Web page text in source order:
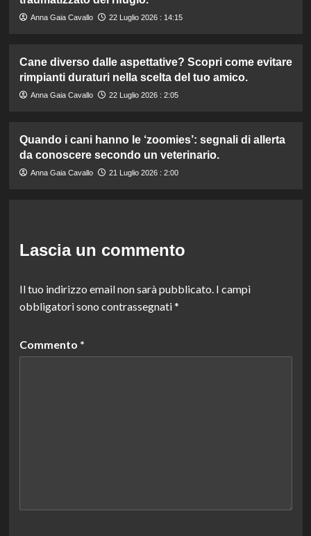
Anna Gaia Cavallo 22 Luglio 2026 : 14:15
Cane diverso dalle aspettative? Scopri come evitare
rimpianti duraturi nella scelta del tuo amico.
Anna Gaia Cavallo 22 Luglio 2026 : 2:05
Quando i cani hanno le ‘zoomies’: segnali di allerta
da conoscere secondo un veterinario.
Anna Gaia Cavallo 21 Luglio 2026 : 2:00
Lascia un commento
Il tuo indirizzo email non sarà pubblicato. I campi
obbligatori sono contrassegnati*
Commento *